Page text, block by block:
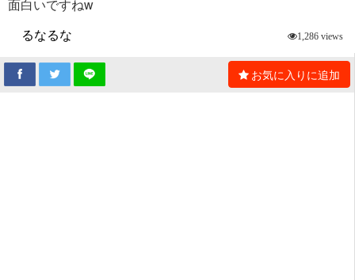
面白いですねw
るなるな
1,286 views
お気に入りに追加